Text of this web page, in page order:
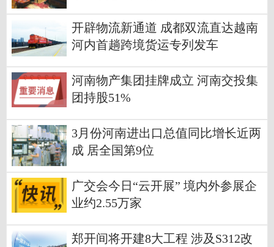
开辟物流新通道 成都双流直达越南
河内首趟跨境货运专列发车
河南物产集团挂牌成立 河南交投集
团持股51%
3月份河南进出口总值同比增长近两
成 居全国第9位
广交会今日“云开展” 境内外参展企
业约2.55万家
郑开间将开建8大工程 涉及S312改